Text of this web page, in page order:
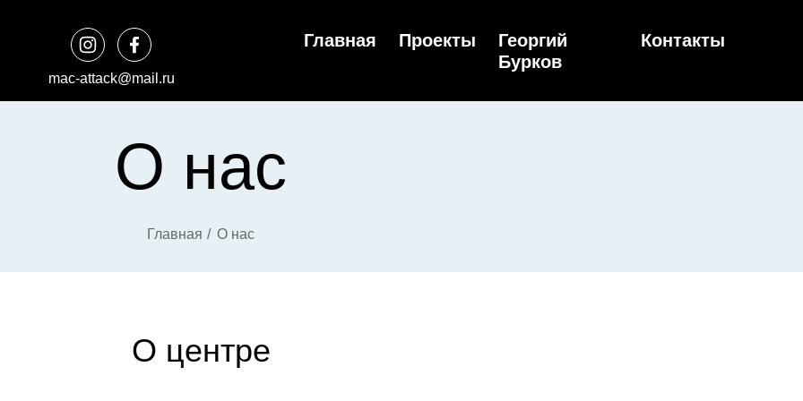
mac-attack@mail.ru
Главная Проекты
Георгий
Бурков
Контакты
О нас
Главная О нас
О центре